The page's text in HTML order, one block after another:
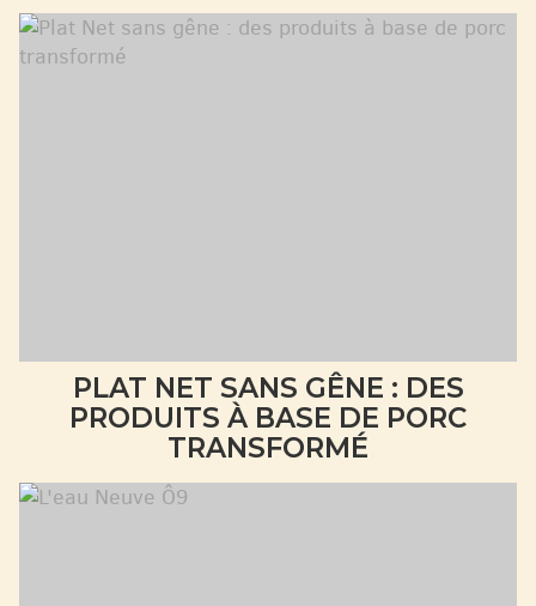
PLAT NET SANS GÊNE : DES
PRODUITS À BASE DE PORC
TRANSFORMÉ